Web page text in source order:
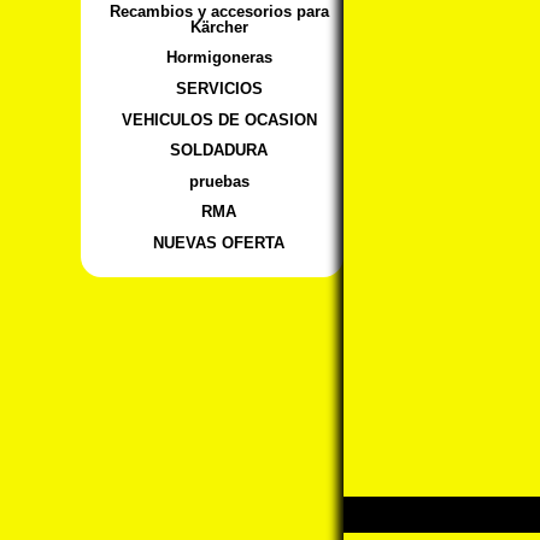
Recambios y accesorios para
Kärcher
Hormigoneras
SERVICIOS
VEHICULOS DE OCASION
SOLDADURA
pruebas
RMA
NUEVAS OFERTA